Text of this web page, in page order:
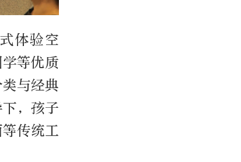
体验空
等优质
与经典
，孩子
传统工